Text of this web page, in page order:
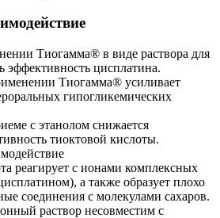
Тиогамма® в виде раствора для
цисплатина.
Тиогамма® усиливает
гипогликемических
с этанолом снижается
тиоктовой кислоты.
реагирует с ионами комплексных
а также образует плохо
соединения с молекулами сахаров.
раствор несовместим с